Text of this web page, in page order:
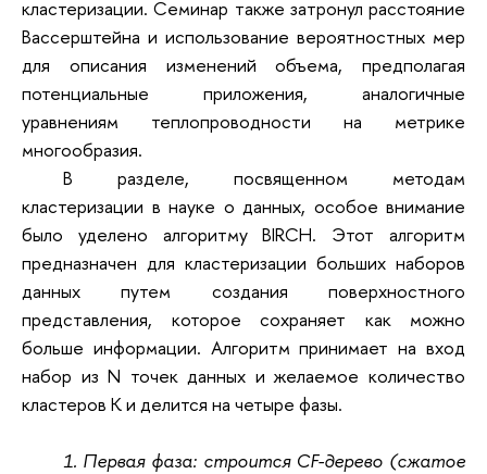
кластеризации. Семинар также затронул расстояние
Вассерштейна и использование вероятностных мер
для описания изменений объема, предполагая
потенциальные приложения, аналогичные
уравнениям теплопроводности на метрике
многообразия.
В разделе, посвященном методам
кластеризации в науке о данных, особое внимание
было уделено алгоритму BIRCH. Этот алгоритм
предназначен для кластеризации больших наборов
данных путем создания поверхностного
представления, которое сохраняет как можно
больше информации. Алгоритм принимает на вход
набор из N точек данных и желаемое количество
кластеров K и делится на четыре фазы.
1. Первая фаза: строится CF-дерево (сжатое